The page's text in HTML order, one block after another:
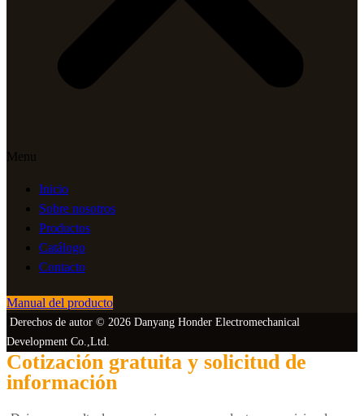
Menu
Inicio
Sobre nosotros
Productos
Catálogo
Contacto
Manual del producto
Derechos de autor © 2026 Danyang Honder Electromechanical
Development Co.,Ltd.
Cotización gratuita y solicitud de
información